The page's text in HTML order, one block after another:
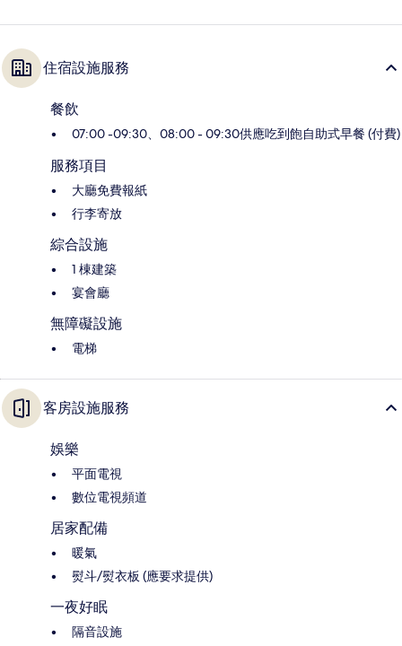
住宿設施服務
餐飲
07:00 -09:30、08:00 - 09:30供應吃到飽自助式早餐 (付費)
服務項目
大廳免費報紙
行李寄放
綜合設施
1 棟建築
宴會廳
無障礙設施
電梯
客房設施服務
娛樂
平面電視
數位電視頻道
居家配備
暖氣
熨斗/熨衣板 (應要求提供)
一夜好眠
隔音設施